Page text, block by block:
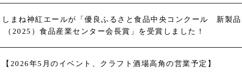
しまね神紅エールが「優良ふるさと食品中央コンクール 新製
（2025）食品産業センター会長賞」を受賞しました！
【2026年5月のイベント、クラフト酒場高角の営業予定】